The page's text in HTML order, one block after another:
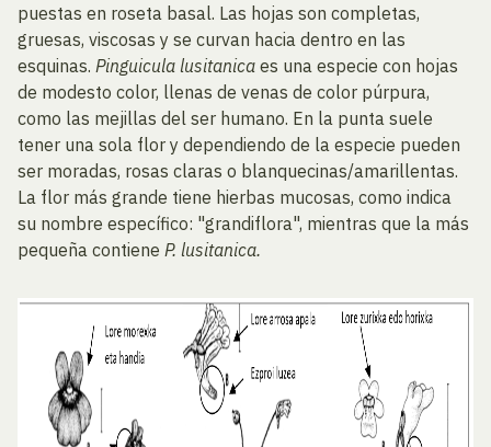
puestas en roseta basal. Las hojas son completas,
gruesas, viscosas y se curvan hacia dentro en las
esquinas. Pinguicula lusitanica es una especie con hojas
de modesto color, llenas de venas de color púrpura,
como las mejillas del ser humano. En la punta suele
tener una sola flor y dependiendo de la especie pueden
ser moradas, rosas claras o blanquecinas/amarillentas.
La flor más grande tiene hierbas mucosas, como indica
su nombre específico: "grandiflora", mientras que la más
pequeña contiene P. lusitanica.